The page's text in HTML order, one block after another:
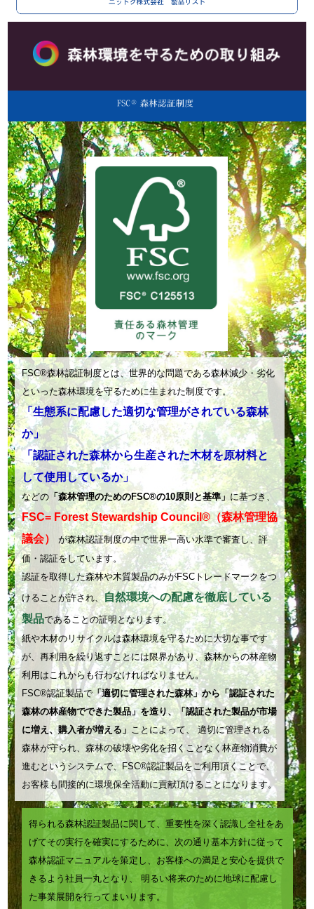
原
ボ
ー
ダ
ー
PR1
キ
フ
ィ
ル
タ
ー・
紙
ナ
プ
キ
ン・
ラ
ッ
ピ
ン
グ
ペ
ー
パ
ー・
原
紙
加
工
等
－
ボ
ー
ダ
ー
PR2
キ
ー
フ
ィ
ル
タ
ー・
紙
ナ
プ
キ
ン・
ラ
ッ
ピ
ン
グ
ペ
ー
パ
ー・
原
紙
加
工
等
－
ボ
ー
ダ
ー
A1
市
ニ
ッ
ト
ク
株
式
会
社
製
紙
会
社
－
ナ
プ
キ
ン・
コ
ー
ヒ
ー
フ
ィ
ル
タ
ー・
紙
ナ
プ
キ
ン・
ラ
ッ
ピ
ン
グ
FSC®森林認証制度とは、世界的な問題である森林減少・劣化
といった森林環境を守るために生まれた制度です。
「生態系に配慮した適切な管理がされている森林
か」
「認証された森林から生産された木材を原材料と
して使用しているか」
などの 「森林管理のためのFSC®の10原則と基準」 に基づき、
FSC= Forest Stewardship Council®（森林管理協
議会）
が森林認証制度の中で世界一高い水準で審査し、評
価・認証をしています。
認証を取得した森林や木質製品のみがFSCトレードマークをつ
けることが許され、自然環境への配慮を徹底している
製品であることの証明となります。
紙や木材のリサイクルは森林環境を守るために大切な事です
が、再利用を繰り返すことには限界があり、森林からの林産物
利用はこれからも行わなければなりません。
FSC®認証製品で「適切に管理された森林」から「認証された
森林の林産物でできた製品」を造り、「認証された製品が市場
に増え、購入者が増える」 ことによって、 適切に管理される
森林が守られ、森林の破壊や劣化を招くことなく林産物消費が
進むというシステムで、FSC®認証製品をご利用頂くことで、
お客様も間接的に環境保全活動に貢献頂けることになります。
得られる森林認証製品に関して、重要性を深く認識し全社をあ
げてその実行を確実にするために、次の通り基本方針に従って
森林認証マニュアルを策定し、お客様への満足と安心を提供で
きるよう社員一丸となり、 明るい将来のために地球に配慮し
た事業展開を行ってまいります。